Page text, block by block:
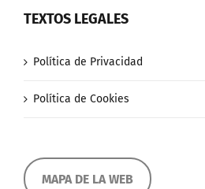
TEXTOS LEGALES
Política de Privacidad
Política de Cookies
MAPA DE LA WEB